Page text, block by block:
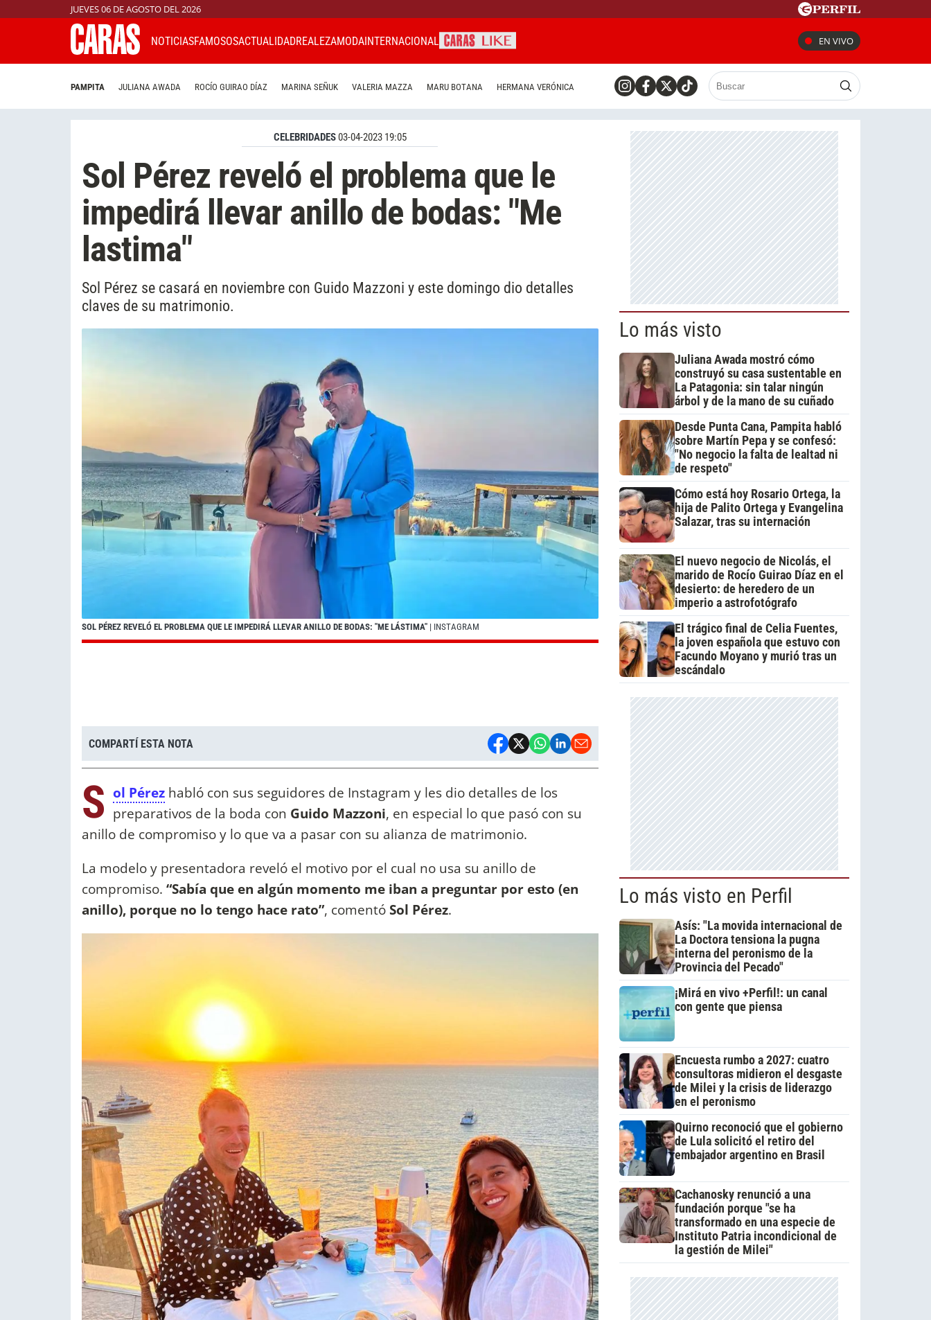
JUEVES 06 DE AGOSTO DEL 2026
NOTICIASFAMOSOSACTUALIDADREALEZAMODAINTERNACIONAL EN VIVO
PAMPITA JULIANA AWADA ROCÍO GUIRAO DÍAZ MARINA SEÑUK VALERIA MAZZA MARU BOTANA HERMANA VERÓNICA
CELEBRIDADES03-04-2023 19:05
Sol Pérez reveló el problema que le
impedirá llevar anillo de bodas: "Me
lastima"
Sol Pérez se casará en noviembre con Guido Mazzoni y este domingo dio detalles
claves de su matrimonio.
SOL PÉREZ REVELÓ EL PROBLEMA QUE LE IMPEDIRÁ LLEVAR ANILLO DE BODAS: "ME LÁSTIMA" | INSTAGRAM
COMPARTÍ ESTA NOTA
S ol Pérez habló con sus seguidores de Instagram y les dio detalles de los
preparativos de la boda con Guido Mazzoni, en especial lo que pasó con su
anillo de compromiso y lo que va a pasar con su alianza de matrimonio.
La modelo y presentadora reveló el motivo por el cual no usa su anillo de
compromiso. “Sabía que en algún momento me iban a preguntar por esto (en
anillo), porque no lo tengo hace rato”, comentóSol Pérez.
Lo más visto
Juliana Awada mostró cómo
construyó su casa sustentable en
La Patagonia: sin talar ningún
árbol y de la mano de su cuñado
Desde Punta Cana, Pampita habló
sobre Martín Pepa y se confesó:
"No negocio la falta de lealtad ni
de respeto"
Cómo está hoy Rosario Ortega, la
hija de Palito Ortega y Evangelina
Salazar, tras su internación
El nuevo negocio de Nicolás, el
marido de Rocío Guirao Díaz en el
desierto: de heredero de un
imperio a astrofotógrafo
El trágico final de Celia Fuentes,
la joven española que estuvo con
Facundo Moyano y murió tras un
escándalo
Lo más visto en Perfil
Asís: "La movida internacional de
La Doctora tensiona la pugna
interna del peronismo de la
Provincia del Pecado"
¡Mirá en vivo +Perfil!: un canal
con gente que piensa
Encuesta rumbo a 2027: cuatro
consultoras midieron el desgaste
de Milei y la crisis de liderazgo
en el peronismo
Quirno reconoció que el gobierno
de Lula solicitó el retiro del
embajador argentino en Brasil
Cachanosky renunció a una
fundación porque "se ha
transformado en una especie de
Instituto Patria incondicional de
la gestión de Milei"